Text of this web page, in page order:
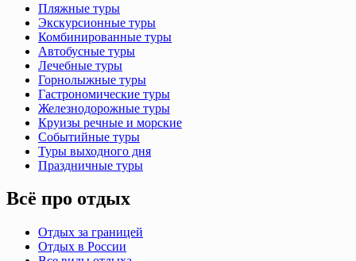
Пляжные туры
Экскурсионные туры
Комбинированные туры
Автобусные туры
Лечебные туры
Горнолыжные туры
Гастрономические туры
Железнодорожные туры
Круизы речные и морские
Событийные туры
Туры выходного дня
Праздничные туры
Всё про отдых
Отдых за границей
Отдых в России